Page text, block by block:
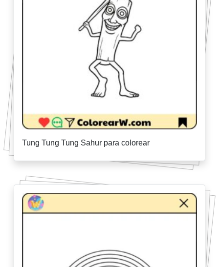
Tung Tung Tung Sahur para colorear